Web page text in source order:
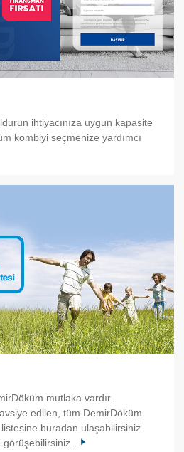
ihtiyacınıza uygun kapasite
kombiyi seçmenize yardımcı
mutlaka vardır.
edilen, tüm DemirDöküm
buradan ulaşabilirsiniz.
görüşebilirsiniz.